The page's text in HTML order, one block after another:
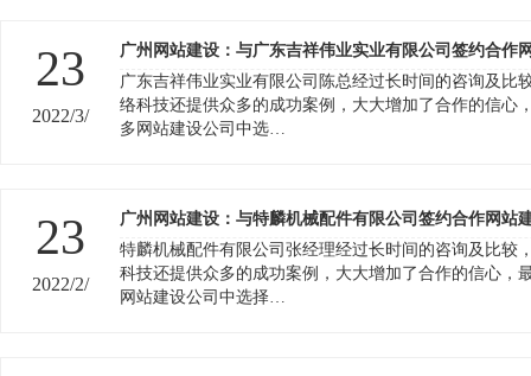
23
2022/3/
广州网站建设：与广东吉祥伟业实业有限公司签约合作
广东吉祥伟业实业有限公司陈总经过长时间的咨询及比
络科技还提供众多的成功案例，大大增加了合作的信心
多网站建设公司中选…
23
2022/2/
广州网站建设：与特麟机械配件有限公司签约合作网站
特麟机械配件有限公司张经理经过长时间的咨询及比较
科技还提供众多的成功案例，大大增加了合作的信心，
网站建设公司中选择…